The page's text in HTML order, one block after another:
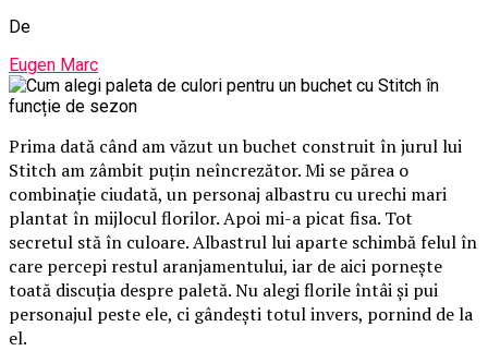
De
Eugen Marc
Prima dată când am văzut un buchet construit în jurul lui
Stitch am zâmbit puțin neîncrezător. Mi se părea o
combinație ciudată, un personaj albastru cu urechi mari
plantat în mijlocul florilor. Apoi mi-a picat fisa. Tot
secretul stă în culoare. Albastrul lui aparte schimbă felul în
care percepi restul aranjamentului, iar de aici pornește
toată discuția despre paletă. Nu alegi florile întâi și pui
personajul peste ele, ci gândești totul invers, pornind de la
el.